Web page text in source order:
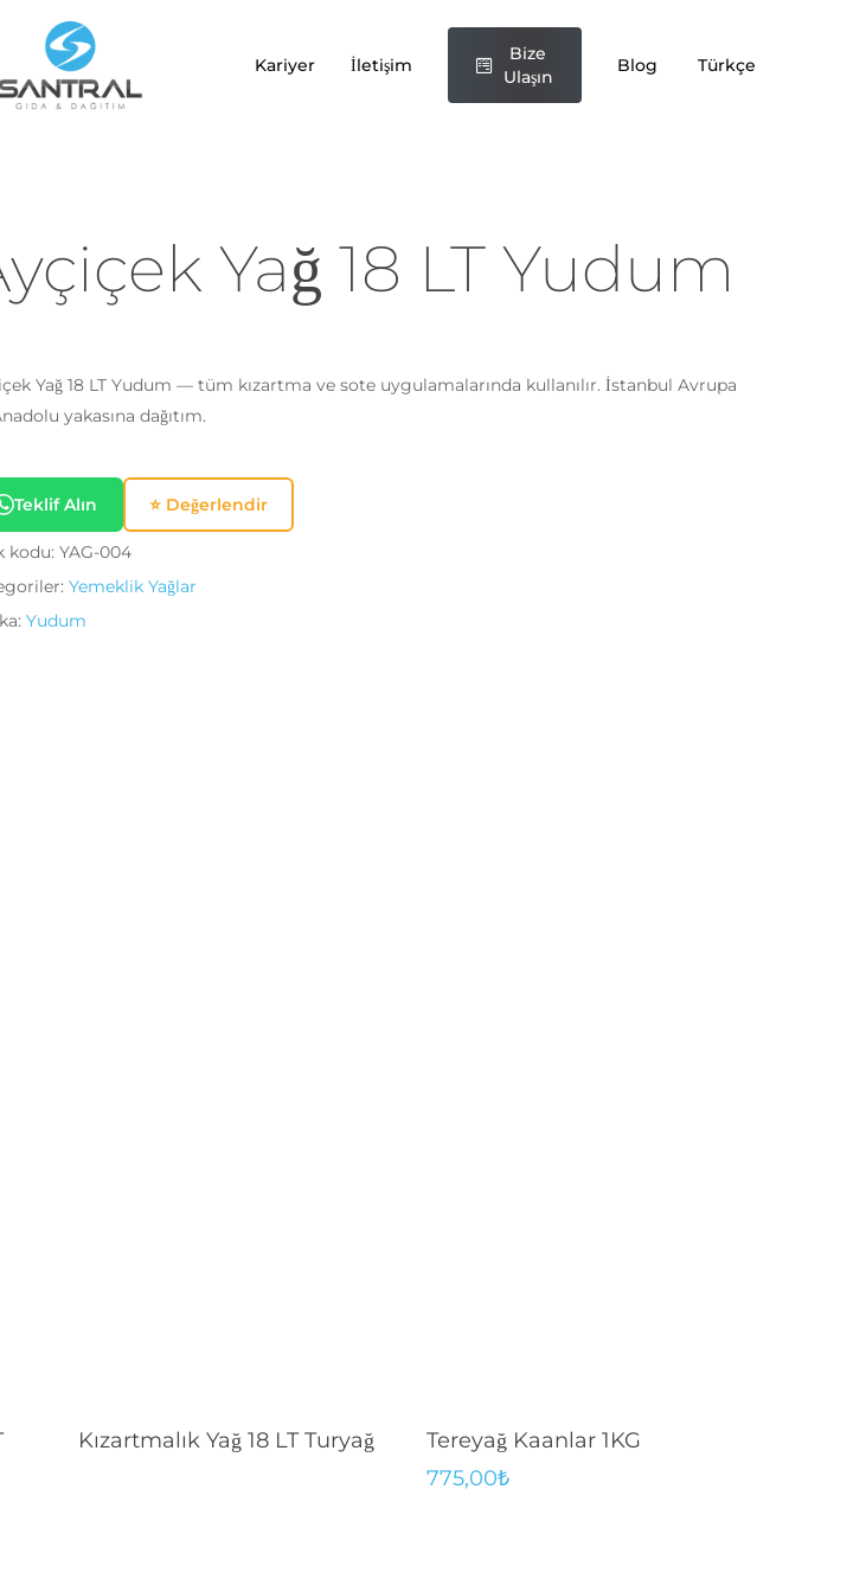
Kariyer İletişim
Bize
Ulaşın
Blog Türkçe
Yağ 18 LT Yudum
Yağ 18 LT Yudum — tüm kızartma ve sote uygulamalarında kullanılır. İstanbul Avrupa
yakasına dağıtım.
Teklif Alın ⭐ Değerlendir
kodu: YAG-004
Yemeklik Yağlar
Yudum
Devamını Oku
Kızartmalık Yağ 18 LT Turyağ Sepete Ekle
Tereyağ Kaanlar 1KG
775,00₺